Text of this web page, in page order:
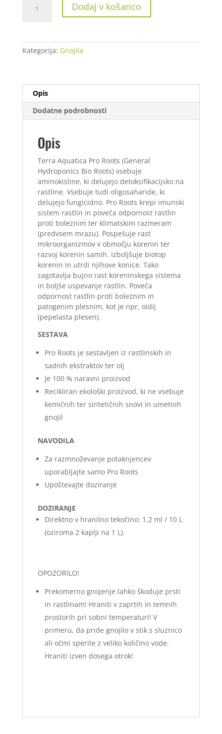
T.A
Pro
ml
količina
Dodaj v košarico
Kategorija: Gnojila
Opis
Dodatne podrobnosti
Opis
Terra Aquatica Pro Roots (General
Hydroponics Bio Roots) vsebuje
aminokisline, ki delujejo detoksifikacijsko na
rastline. Vsebuje tudi oligosaharide, ki
delujejo fungicidno. Pro Roots krepi imunski
sistem rastlin in poveča odpornost rastlin
proti boleznim ter klimatskim razmeram
(predvsem mrazu). Pospešuje rast
mikroorganizmov v območju korenin ter
razvoj korenin samih. Izboljšuje biotop
korenin in utrdi njihove konice. Tako
zagotavlja bujno rast koreninskega sistema
in boljše uspevanje rastlin. Poveča
odpornost rastlin proti boleznim in
patogenim plesnim, kot je npr. oidij
(pepelasta plesen).
SESTAVA
Pro Roots je sestavljen iz rastlinskih in
sadnih ekstraktov ter olj
Je 100 % naravni proizvod
Recikliran ekološki proizvod, ki ne vsebuje
kemičnih ter sintetičnih snovi in umetnih
gnojil
NAVODILA
Za razmnoževanje potaknjencev
uporabljajte samo Pro Roots
Upoštevajte doziranje
DOZIRANJE
Direktno v hranilno tekočino: 1,2 ml / 10 L
(oziroma 2 kaplji na 1 L)
OPOZORILO!
Prekomerno gnojenje lahko škoduje prsti
in rastlinam! Hraniti v zaprtih in temnih
prostorih pri sobni temperaturi! V
primeru, da pride gnojilo v stik s sluznico
ali očmi sperite z veliko količino vode.
Hraniti izven dosega otrok!